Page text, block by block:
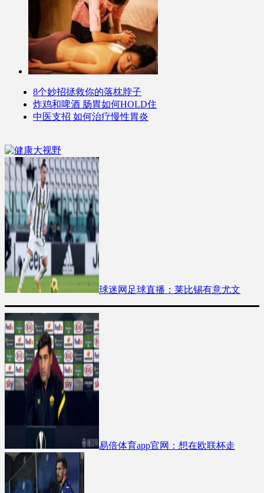
8个妙招拯救你的落枕脖子
炸鸡和啤酒 肠胃如何HOLD住
中医支招 如何治疗慢性胃炎
球迷网足球直播：莱比锡有意尤文
易倍体育app官网：想在欧联杯走